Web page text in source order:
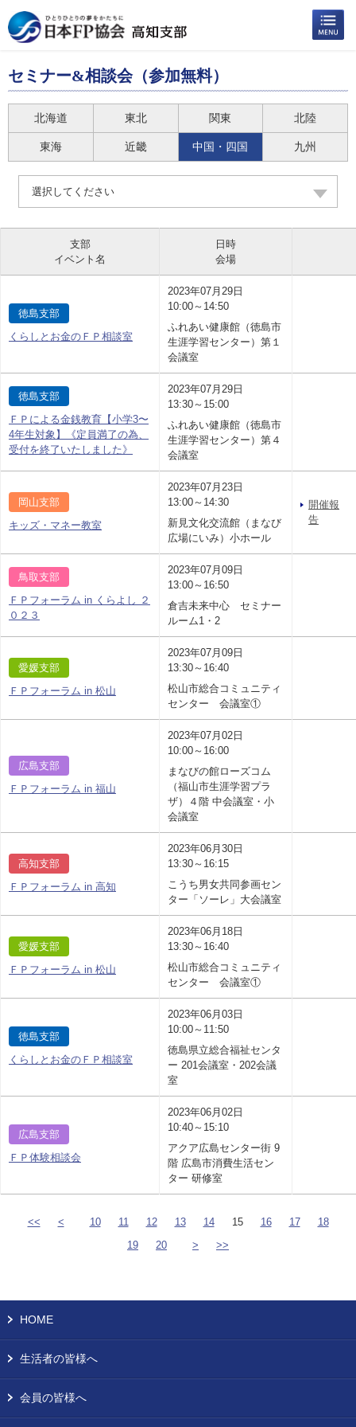
セミナー&相談会（参加無料）
北海道 東北 関東 北陸
東海 近畿 中国・四国 九州
選択してください
支部
イベント名
日時
会場
徳島支部
くらしとお金のＦＰ相談室
2023年07月29日
10:00～14:50
ふれあい健康館（徳島市
生涯学習センター）第１
会議室
徳島支部
ＦＰによる金銭教育【小学3〜
4年生対象】《定員満了の為、
受付を終了いたしました》
2023年07月29日
13:30～15:00
ふれあい健康館（徳島市
生涯学習センター）第４
会議室
岡山支部
キッズ・マネー教室
2023年07月23日
13:00～14:30
新見文化交流館（まなび
広場にいみ）小ホール
開催報
告
鳥取支部
ＦＰフォーラム in くらよし ２
０２３
2023年07月09日
13:00～16:50
倉吉未来中心 セミナー
ルーム1・2
愛媛支部
ＦＰフォーラム in 松山
2023年07月09日
13:30～16:40
松山市総合コミュニティ
センター 会議室①
広島支部
ＦＰフォーラム in 福山
2023年07月02日
10:00～16:00
まなびの館ローズコム
（福山市生涯学習プラ
ザ）４階 中会議室・小
会議室
高知支部
ＦＰフォーラム in 高知
2023年06月30日
13:30～16:15
こうち男女共同参画セン
ター「ソーレ」大会議室
愛媛支部
ＦＰフォーラム in 松山
2023年06月18日
13:30～16:40
松山市総合コミュニティ
センター 会議室①
徳島支部
くらしとお金のＦＰ相談室
2023年06月03日
10:00～11:50
徳島県立総合福祉センタ
ー 201会議室・202会議
室
広島支部
ＦＰ体験相談会
2023年06月02日
10:40～15:10
アクア広島センター街 9
階 広島市消費生活セン
ター 研修室
<< < 10 11 12 13 14 15 16 17
18
19
20 > >>
HOME
生活者の皆様へ
会員の皆様へ